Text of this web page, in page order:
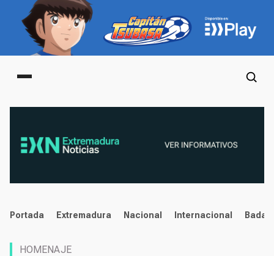
Main menu
noticias
Portada Extremadura Nacional Internacional
HOMENAJE